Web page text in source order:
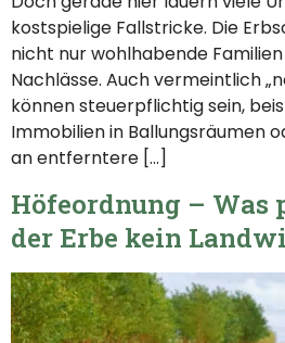
kostspielige Fallstricke. Die
nicht nur wohlhabende
Nachlässe. Auch vermeintlich
können steuerpflichtig sein,
Immobilien in Ballungsräumen
an entferntere […]
Höfeordnung – Was
der Erbe kein